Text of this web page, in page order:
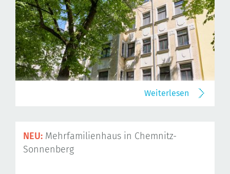
Weiterlesen
NEU: Mehrfamilienhaus in Chemnitz-
Sonnenberg